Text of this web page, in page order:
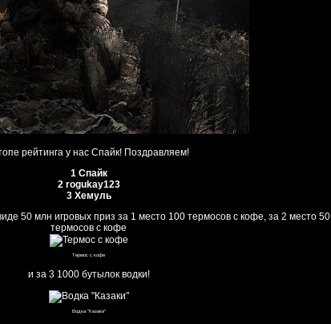
рейтинга у нас Спайк! Поздравляем!
1 Спайк
2 rogukay123
3 Хемуль
50 млн игровых приз за 1 место 100 термосов с кофе, за 2 место 50
термосов с кофе
Термос с кофе
и за 3 1000 бутылок водки!
Водка "Казаки"